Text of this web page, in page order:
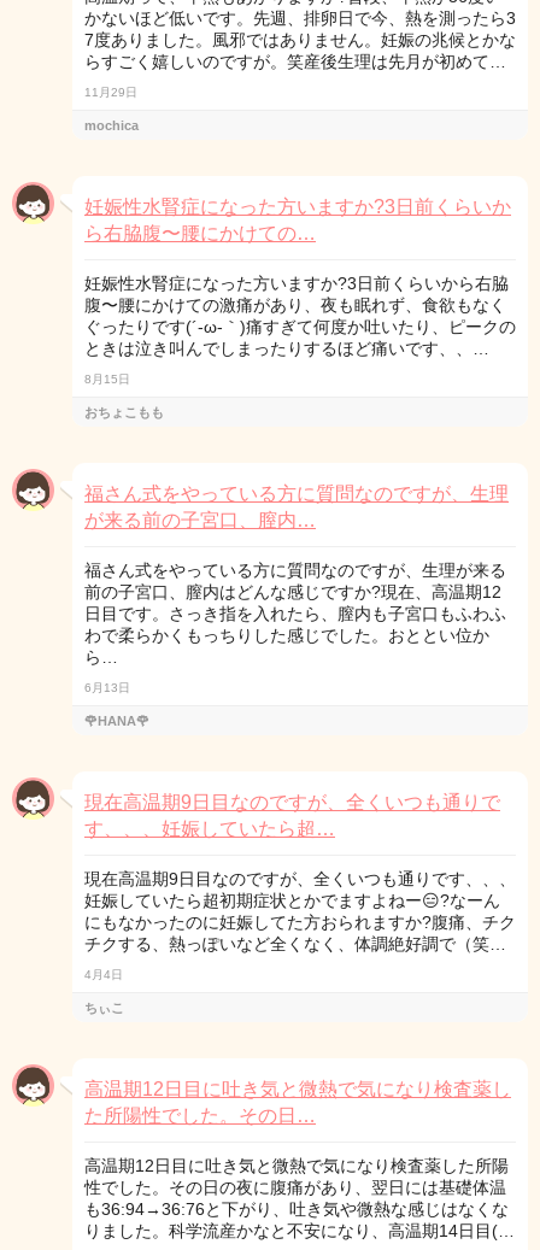
かないほど低いです。先週、排卵日で今、熱を測ったら3
7度ありました。風邪ではありません。妊娠の兆候とかな
らすごく嬉しいのですが。笑産後生理は先月が初めて…
11月29日
mochica
妊娠性水腎症になった方いますか?3日前くらいか
ら右脇腹〜腰にかけての…
妊娠性水腎症になった方いますか?3日前くらいから右脇
腹〜腰にかけての激痛があり、夜も眠れず、食欲もなく
ぐったりです(´-ω-｀)痛すぎて何度か吐いたり、ピークの
ときは泣き叫んでしまったりするほど痛いです、、…
8月15日
おちょこもも
福さん式をやっている方に質問なのですが、生理
が来る前の子宮口、膣内…
福さん式をやっている方に質問なのですが、生理が来る
前の子宮口、膣内はどんな感じですか?現在、高温期12
日目です。さっき指を入れたら、膣内も子宮口もふわふ
わで柔らかくもっちりした感じでした。おととい位か
ら…
6月13日
🌹HANA🌹
現在高温期9日目なのですが、全くいつも通りで
す、、、妊娠していたら超…
現在高温期9日目なのですが、全くいつも通りです、、、
妊娠していたら超初期症状とかでますよねー😑?なーん
にもなかったのに妊娠してた方おられますか?腹痛、チク
チクする、熱っぽいなど全くなく、体調絶好調で（笑…
4月4日
ちぃこ
高温期12日目に吐き気と微熱で気になり検査薬し
た所陽性でした。その日…
高温期12日目に吐き気と微熱で気になり検査薬した所陽
性でした。その日の夜に腹痛があり、翌日には基礎体温
も36:94→36:76と下がり、吐き気や微熱な感じはなくな
りました。科学流産かなと不安になり、高温期14日目(…